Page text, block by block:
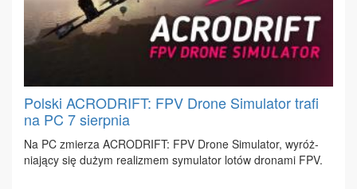
Polski ACRODRIFT: FPV Drone Simulator trafi
na PC 7 sierpnia
Na PC zmie­rza ACRO­DRIFT: FPV Dro­ne Si­mu­la­tor, wy­róż­
nia­ją­cy się du­żym re­ali­zmem sy­mu­la­tor lo­tów dro­na­mi FPV.